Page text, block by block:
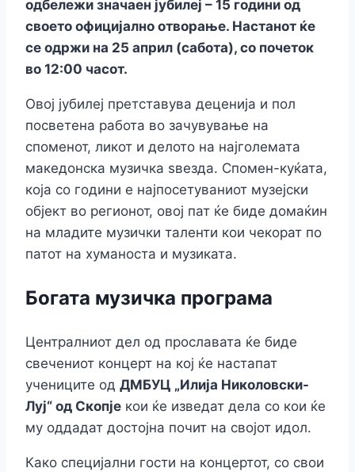
одбележи значаен јубилеј – 15 години од
своето официјално отворање. Настанот ќе
се одржи на 25 април (сабота), со почеток
во 12:00 часот.
Овој јубилеј претставува деценија и пол
посветена работа во зачувување на
споменот, ликот и делото на најголемата
македонска музичка ѕвезда. Спомен-куќата,
која со години е најпосетуваниот музејски
објект во регионот, овој пат ќе биде домаќин
на младите музички таленти кои чекорат по
патот на хуманоста и музиката.
Богата музичка програма
Централниот дел од прославата ќе биде
свечениот концерт на кој ќе настапат
учениците од ДМБУЦ „Илија Николовски-
Луј“ од Скопје кои ќе изведат дела со кои ќе
му оддадат достојна почит на својот идол.
Како специјални гости на концертот, со свои